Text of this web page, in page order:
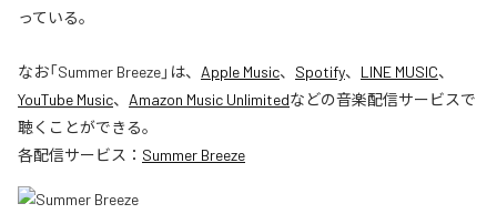
っている。
なお「Summer Breeze」は、 Apple Music、 Spotify、 LINE MUSIC、
YouTube Music、 Amazon Music Unlimitedなどの音楽配信サービスで
聴くことができる。
各配信サービス： Summer Breeze